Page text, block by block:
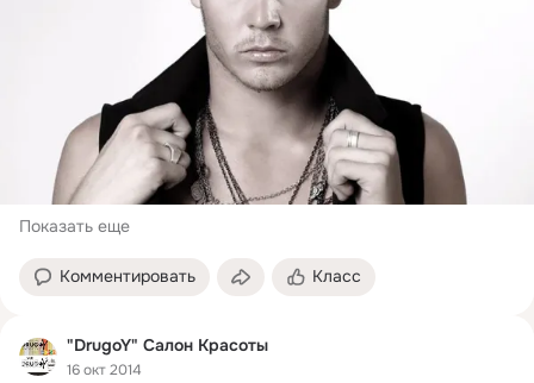
Показать еще
Комментировать Класс
"DrugoY" Салон Красоты
16 окт 2014